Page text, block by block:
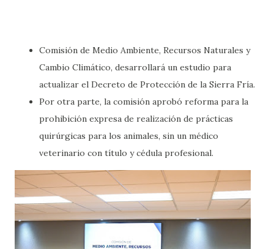
Comisión de Medio Ambiente, Recursos Naturales y
Cambio Climático, desarrollará un estudio para
actualizar el Decreto de Protección de la Sierra Fría.
Por otra parte, la comisión aprobó reforma para la
prohibición expresa de realización de prácticas
quirúrgicas para los animales, sin un médico
veterinario con título y cédula profesional.